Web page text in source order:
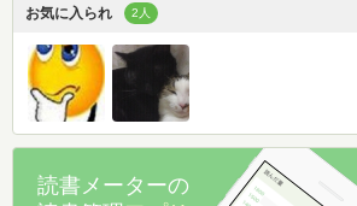
お気に入られ 2人
読書メーターの